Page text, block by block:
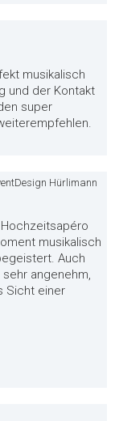
musikalisch
und der Kontakt
super
Hürlimann
musikalisch
Auch
angenehm,
Sicht einer